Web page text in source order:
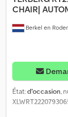
Berkel en
CHAIR|
État:d'occasion,